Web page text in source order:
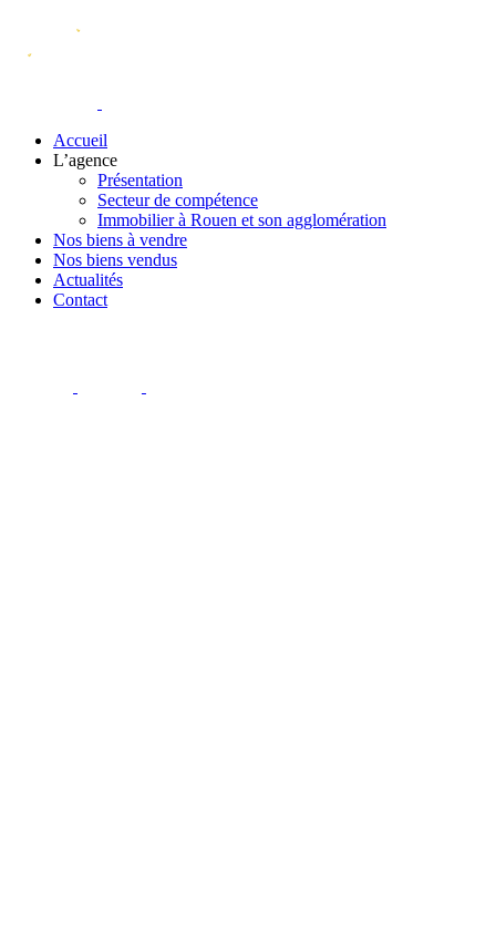
Accueil
L’agence
Présentation
Secteur de compétence
Immobilier à Rouen et son agglomération
Nos biens à vendre
Nos biens vendus
Actualités
Contact